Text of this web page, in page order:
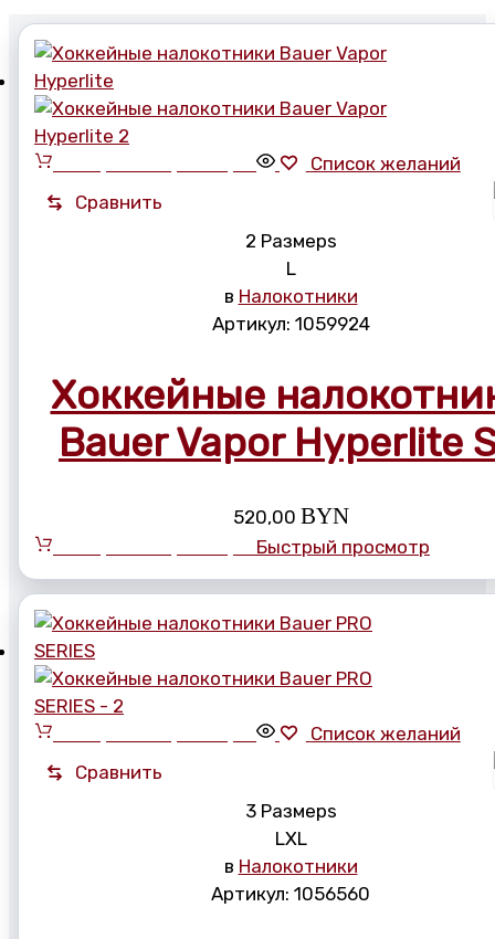
Список желаний
Сравнить
2 Размерs
L
в Налокотники
Артикул: 1059924
Хоккейные
Bauer Vapor Hyperlite
520,00 BYN
Быстрый просмотр
Список желаний
Сравнить
3 Размерs
LXL
в Налокотники
Артикул: 1056560